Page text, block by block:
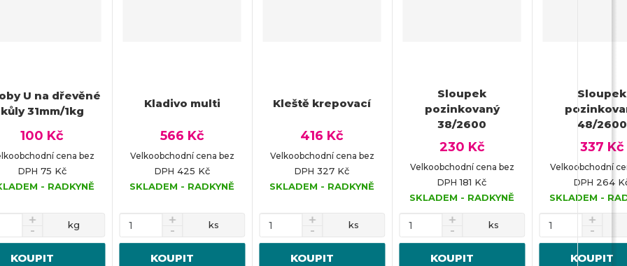
U na dřevěné
kůly 31mm/1kg
100 Kč
cena bez
DPH 75 Kč
- RADKYNĚ
kg
KOUPIT
Kladivo multi
566 Kč
Velkoobchodní cena bez
DPH 425 Kč
SKLADEM - RADKYNĚ
ks
KOUPIT
Kleště krepovací
416 Kč
Velkoobchodní cena bez
DPH 327 Kč
SKLADEM - RADKYNĚ
ks
KOUPIT
Sloupek
pozinkovaný
38/2600
230 Kč
Velkoobchodní cena bez
DPH 181 Kč
SKLADEM - RADKYNĚ
ks
KOUPIT
Sloupek
48/2600
337 Kč
Velkoobchodní
DPH 264
SKLADEM -
KOUPIT